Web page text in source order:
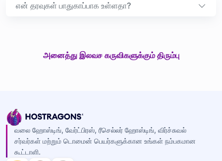
என் தரவுகள் பாதுகாப்பாக உள்ளதா?
அனைத்து இலவச கருவிகளுக்கும் திரும்பு
வலை ஹோஸ்டிங், வேர்ட்பிரஸ், ரீசெல்லர் ஹோஸ்டிங், விர்ச்சுவல்
சர்வர்கள் மற்றும் டொமைன் பெயர்களுக்கான உங்கள் நம்பகமான
கூட்டாளி.